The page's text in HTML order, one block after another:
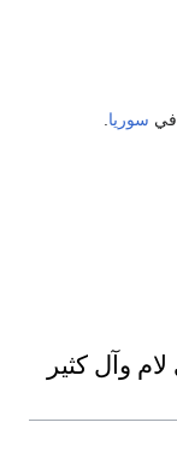
في سوريا
وآل كثير